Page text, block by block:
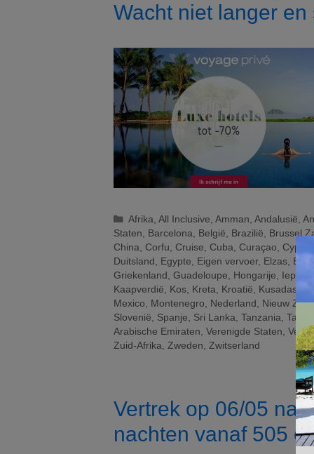
Wacht niet langer en
Categorieën
Afrika ,All Inclusive ,Amman ,Andalusië ,
Staten
Barcelona België Brazilië Brussel
China
Corfu Cruise Cuba Curaçao Cyprus
Duitsland
Egypte Eigen vervoer, Elzas
Griekenland
Guadeloupe Hongarije Ieper
Kaapverdië
Kos Kreta Kroatië Kusadasi,
Mexico
Montenegro Nederland Nieuw
Slovenië
Spanje Sri Lanka Tanzania
Arabische Emiraten Verenigde Staten
Zuid-Afrika
Zweden Zwitserland
Vertrek op 06/05
nachten vanaf 505